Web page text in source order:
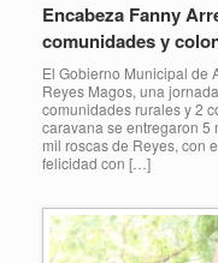
Encabeza Fanny
comunidades y
El Gobierno Municipal de
Reyes Magos, una
comunidades rurales y 2
caravana se entregaron 5
mil roscas de Reyes, con
felicidad con […]